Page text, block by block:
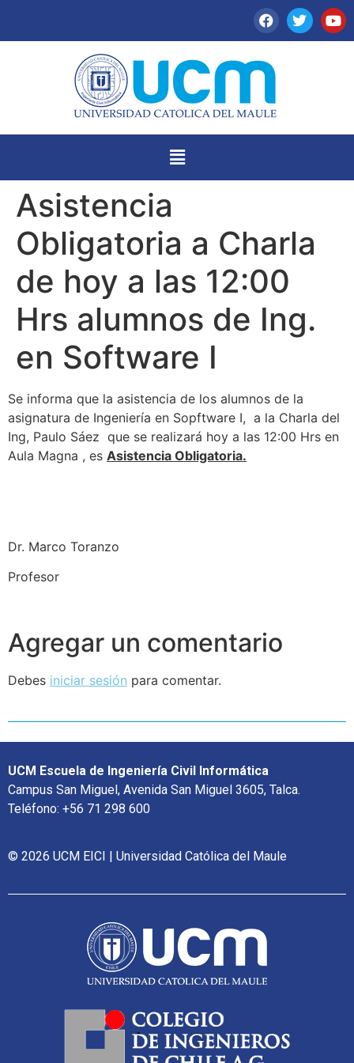
Asistencia
Obligatoria a Charla
de hoy a las 12:00
Hrs alumnos de Ing.
en Software I
Se informa que la asistencia de los alumnos de la
asignatura de Ingeniería en Sopftware I, a la Charla del
Ing, Paulo Sáez que se realizará hoy a las 12:00 Hrs en
Aula Magna , es Asistencia Obligatoria.
Dr. Marco Toranzo
Profesor
Agregar un comentario
Debes iniciar sesión para comentar.
UCM Escuela de Ingeniería Civil Informática
Campus San Miguel, Avenida San Miguel 3605, Talca.
Teléfono: +56 71 298 600
© 2026 UCM EICI | Universidad Católica del Maule